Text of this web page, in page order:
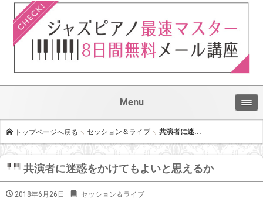
Menu
トップページへ戻る セッション＆ライブ 共演者に迷...
共演者に迷惑をかけてもよいと思えるか
2018年6月26日 セッション＆ライブ